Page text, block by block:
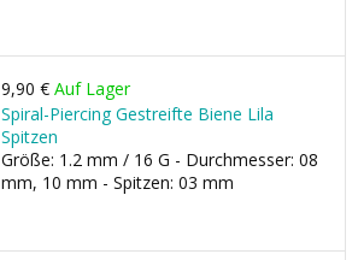
9,90 € Auf Lager
Spiral-Piercing Gestreifte Biene Lila
Spitzen
Größe: 1.2 mm / 16 G - Durchmesser: 08
mm, 10 mm - Spitzen: 03 mm